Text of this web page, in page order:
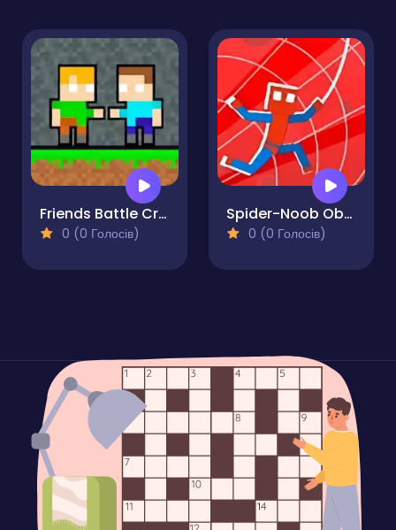
Friends Battle Crepgun
0 (0 Голосів)
Spider-Noob Obstacle Course
0 (0 Голосів)